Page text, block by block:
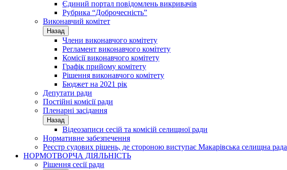
Єдиний портал повідомлень викривачів
Рубрика “Доброчесність”
Виконавчий комітет
Назад
Члени виконавчого комітету
Регламент виконавчого комітету
Комісії виконавчого комітету
Графік прийому комітету
Рішення виконавчого комітету
Бюджет на 2021 рік
Депутати ради
Постійні комісії ради
Пленарні засідання
Назад
Відеозаписи сесій та комісій селищної ради
Нормативне забезпечення
Реєстр судових рішень, де стороною виступає Макарівська селищна рада
НОРМОТВОРЧА ДІЯЛЬНІСТЬ
Рішення сесії ради